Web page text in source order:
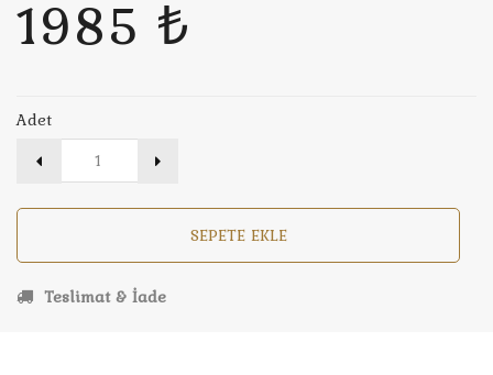
1985 ₺
Adet
SEPETE EKLE
Teslimat & İade